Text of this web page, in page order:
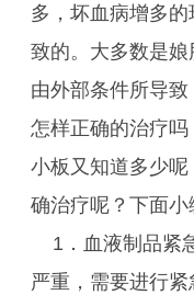
多，坏血病增多
致的。大多数是
由外部条件所导
怎样正确的治疗
小板又知道多少
确治疗呢？下面小
1．血液制品紧
严重，需要进行